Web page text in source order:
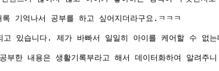
기억나서 공부를 하고 싶어지더라구요.ㅋㅋㅋ
고 있습니다. 제가 바빠서 일일히 아이를 케어할 수
한 내용은 생활기록부라고 해서 데이터화하여 알려주